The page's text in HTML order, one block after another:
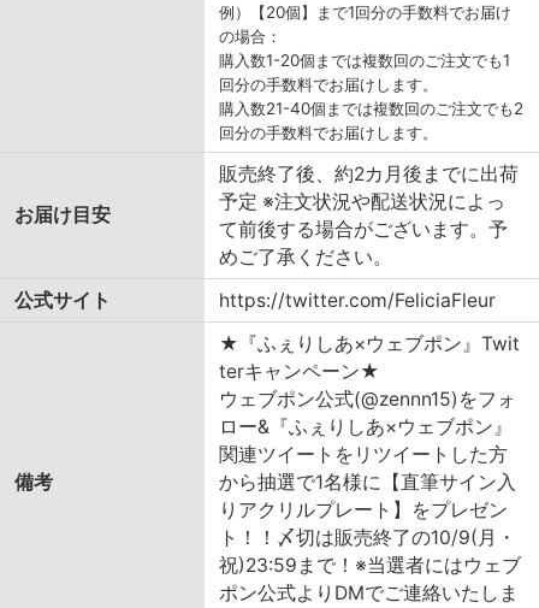
例）【20個】まで1回分の手数料でお届け
の場合：
購入数1-20個までは複数回のご注文でも1
回分の手数料でお届けします。
購入数21-40個までは複数回のご注文でも2
回分の手数料でお届けします。
お届け目安
販売終了後、約2カ月後までに出荷
予定 ※注文状況や配送状況によっ
て前後する場合がございます。予
めご了承ください。
公式サイト
https://twitter.com/FeliciaFleur
備考
★『ふぇりしあ×ウェブポン』Twit
terキャンペーン★
ウェブポン公式(@zennn15)をフォ
ロー&『ふぇりしあ×ウェブポン』
関連ツイートをリツイートした方
から抽選で1名様に【直筆サイン入
りアクリルプレート】をプレゼン
ト！！〆切は販売終了の10/9(月・
祝)23:59まで！※当選者にはウェブ
ポン公式よりDMでご連絡いたしま